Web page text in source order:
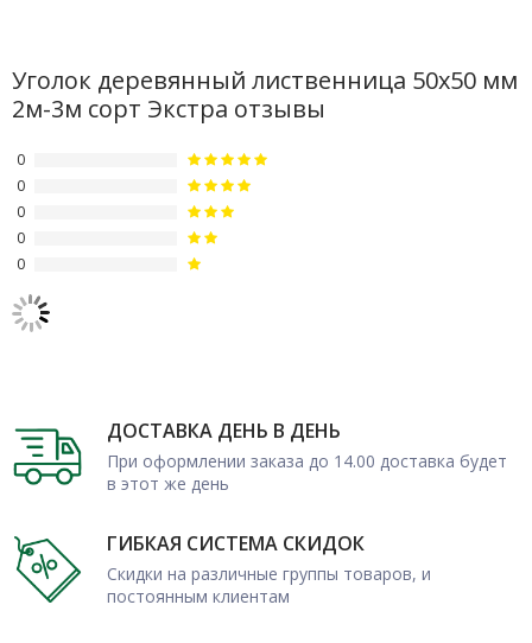
Уголок деревянный лиственница 50х50 мм
2м-3м сорт Экстра отзывы
0
0
0
0
0
ДОСТАВКА ДЕНЬ В ДЕНЬ
При оформлении заказа до 14.00 доставка будет
в этот же день
ГИБКАЯ СИСТЕМА СКИДОК
Скидки на различные группы товаров, и
постоянным клиентам